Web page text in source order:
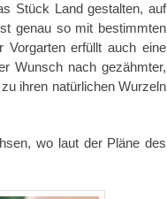
Stück Land gestalten, auf
genau so mit bestimmten
erfüllt auch eine
Wunsch nach gezähmter,
ihren natürlichen Wurzeln
wo laut der Pläne des